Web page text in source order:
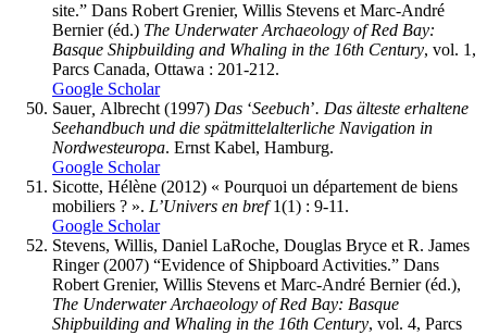
site.” Dans Robert Grenier, Willis Stevens et Marc-André
Bernier (éd.) The Underwater Archaeology of Red Bay:
Basque Shipbuilding and Whaling in the 16th Century, vol. 1,
Parcs Canada, Ottawa : 201-212.
Google Scholar
Sauer, Albrecht (1997) Das ‘Seebuch’. Das älteste erhaltene
Seehandbuch und die spätmittelalterliche Navigation in
Nordwesteuropa. Ernst Kabel, Hamburg.
Google Scholar
Sicotte, Hélène (2012) « Pourquoi un département de biens
mobiliers ? ». L’Univers en bref1(1) : 9-11.
Google Scholar
Stevens, Willis, Daniel LaRoche, Douglas Bryce et R. James
Ringer(2007) “Evidence of Shipboard Activities.” Dans
Robert Grenier, Willis Stevens et Marc-André Bernier (éd.),
The Underwater Archaeology of Red Bay: Basque
Shipbuilding and Whaling in the 16th Century, vol. 4, Parcs